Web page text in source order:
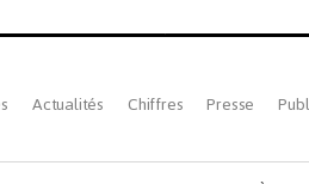
Actualités Chiffres Presse